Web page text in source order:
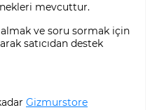
mevcuttur.
ve soru sormak için
satıcıdan destek
Gizmurstore